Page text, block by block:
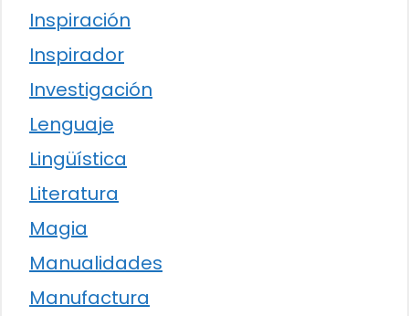
Inspiración
Inspirador
Investigación
Lenguaje
Lingüística
Literatura
Magia
Manualidades
Manufactura